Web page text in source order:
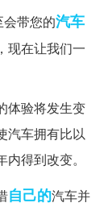
带您的汽车
现在让我们一
体验将发生变
汽车拥有比以
得到改变。
自己的汽车并